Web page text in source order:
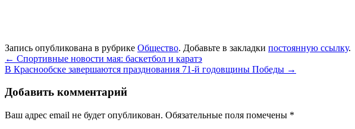
Запись опубликована в рубрике Общество. Добавьте в закладки постоянную ссылку.
← Спортивные новости мая: баскетбол и каратэ
В Краснообске завершаются празднования 71-й годовщины Победы →
Добавить комментарий
Ваш адрес email не будет опубликован. Обязательные поля помечены *